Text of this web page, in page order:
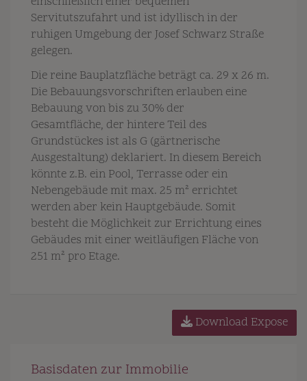
Servitutszufahrt und ist idyllisch in der
ruhigen Umgebung der Josef Schwarz Straße
gelegen.
Die reine Bauplatzfläche beträgt ca. 29 x 26 m.
Die Bebauungsvorschriften erlauben eine
Bebauung von bis zu 30% der
Gesamtfläche, der hintere Teil des
Grundstückes ist als G (gärtnerische
Ausgestaltung) deklariert. In diesem Bereich
könnte z.B. ein Pool, Terrasse oder ein
Nebengebäude mit max. 25 m² errichtet
werden aber kein Hauptgebäude. Somit
besteht die Möglichkeit zur Errichtung eines
Gebäudes mit einer weitläufigen Fläche von
251 m² pro Etage.
Download Expose
Basisdaten zur Immobilie